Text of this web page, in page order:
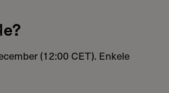
(12:00 CET). Enkele